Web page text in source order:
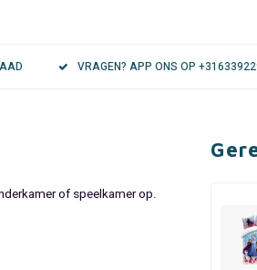
VRAGEN? APP ONS OP
of speelkamer op.